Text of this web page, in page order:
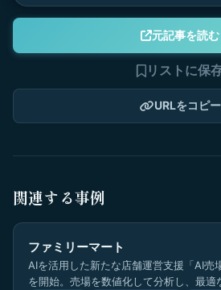
元記事を読む
リストに保
URLをコピー
関連する事例
ファミリーマート
AIを活用した新たな店舗運営支援「AI売
を開始。売場を数値化して分析し、最適